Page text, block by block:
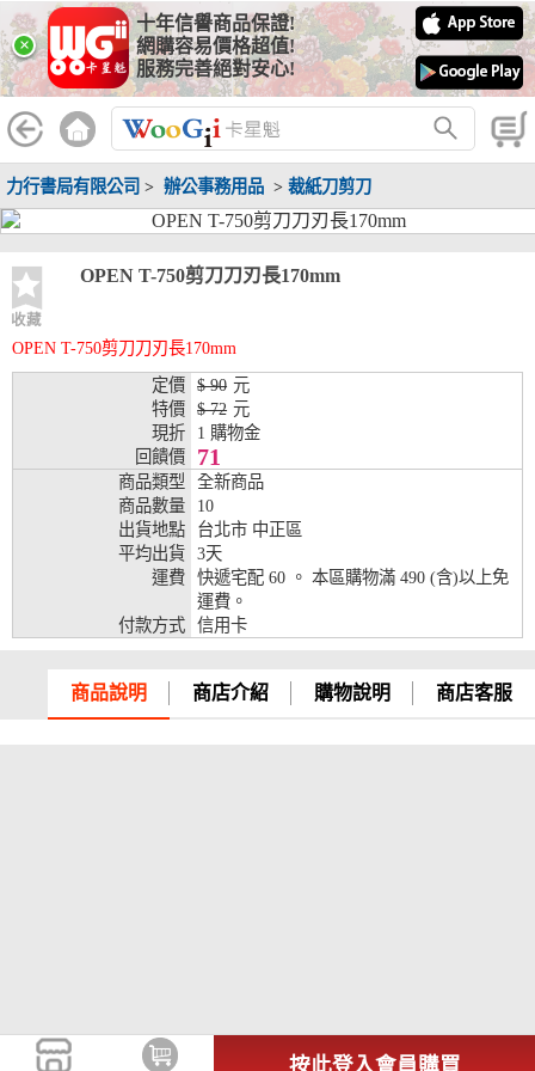
×
十年信譽商品保證!
網購容易價格超值!
服務完善絕對安心!
力行書局有限公司 > 辦公事務用品 > 裁紙刀剪刀
收藏
OPEN T-750剪刀刀刃長170mm
OPEN T-750剪刀刀刃長170mm
定價
$ 90 元
特價
$ 72 元
現折
1 購物金
回饋價
71
商品類型
全新商品
商品數量
10
出貨地點
台北市 中正區
平均出貨
3天
運費
快遞宅配 60 。 本區購物滿 490 (含)以上免
運費。
付款方式
信用卡
商品說明 商店介紹 購物說明 商店客服
按此登入會員購買
線上分期銀行
WooGii 與 綠界 合作，『信用卡分期付款』 與 『信用卡零利率
分期付款』 的配合銀行如下：
分期期數 提供分期之銀行
3期
兆豐銀行、合作金庫、第一銀行、華南銀行、
彰化銀行、上海銀行、富邦銀行、國泰世華、
臺灣新光銀行、陽信銀行、聯邦銀行、遠東商
託、台灣樂天、三信商銀
兆豐銀行、合作金庫、第一銀行、華南銀行、
彰化銀行、上海銀行、富邦銀行、國泰世華、
台灣企銀、台中銀行、匯豐銀行、華泰銀行、
臺灣新光銀行、陽信銀行、聯邦銀行、遠東商
銀、元大銀行、永豐銀行、玉山銀行、凱基銀
行、星展銀行、台新銀行、安泰銀行、中國信
託、台灣樂天、三信商銀
12期
兆豐銀行、合作金庫、第一銀行、華南銀行、
彰化銀行、上海銀行、富邦銀行、國泰世華、
台灣企銀、台中銀行、匯豐銀行、華泰銀行、
臺灣新光銀行、陽信銀行、聯邦銀行、遠東商
行、星展銀行、台新銀行、安泰銀行、中國信
託、台灣樂天、三信商銀